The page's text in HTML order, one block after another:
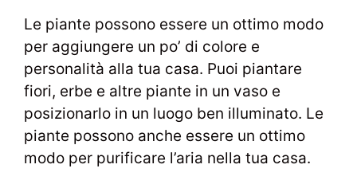
Le piante possono essere un ottimo modo
per aggiungere un po’ di colore e
personalità alla tua casa. Puoi piantare
fiori, erbe e altre piante in un vaso e
posizionarlo in un luogo ben illuminato. Le
piante possono anche essere un ottimo
modo per purificare l’aria nella tua casa.